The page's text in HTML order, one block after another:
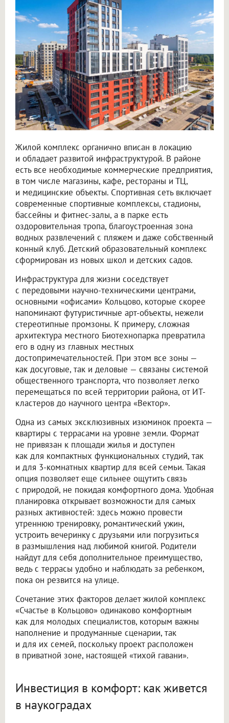
Жилой комплекс органично вписан в локацию
и обладает развитой инфраструктурой. В районе
есть все необходимые коммерческие предприятия,
в том числе магазины, кафе, рестораны и ТЦ,
и медицинские объекты. Спортивная сеть включает
современные спортивные комплексы, стадионы,
бассейны и фитнес-залы, а в парке есть
оздоровительная тропа, благоустроенная зона
водных развлечений с пляжем и даже собственный
конный клуб. Детский образовательный комплекс
сформирован из новых школ и детских садов.
Инфраструктура для жизни соседствует
с передовыми научно-техническими центрами,
основными «офисами» Кольцово, которые скорее
напоминают футуристичные арт-объекты, нежели
стереотипные промзоны. К примеру, сложная
архитектура местного Биотехнопарка превратила
его в одну из главных местных
достопримечательностей. При этом все зоны —
как досуговые, так и деловые — связаны системой
общественного транспорта, что позволяет легко
перемещаться по всей территории района, от ИТ-
кластеров до научного центра «Вектор».
Одна из самых эксклюзивных изюминок проекта —
квартиры с террасами на уровне земли. Формат
не привязан к площади жилья и доступен
как для компактных функциональных студий, так
и для 3-комнатных квартир для всей семьи. Такая
опция позволяет еще сильнее ощутить связь
с природой, не покидая комфортного дома. Удобная
планировка открывает возможности для самых
разных активностей: здесь можно провести
утреннюю тренировку, романтический ужин,
устроить вечеринку с друзьями или погрузиться
в размышления над любимой книгой. Родители
найдут для себя дополнительное преимущество,
ведь с террасы удобно и наблюдать за ребенком,
пока он резвится на улице.
Сочетание этих факторов делает жилой комплекс
«Счастье в Кольцово» одинаково комфортным
как для молодых специалистов, которым важны
наполнение и продуманные сценарии, так
и для их семей, поскольку проект расположен
в приватной зоне, настоящей «тихой гавани».
Инвестиция в комфорт: как живется
в наукоградах